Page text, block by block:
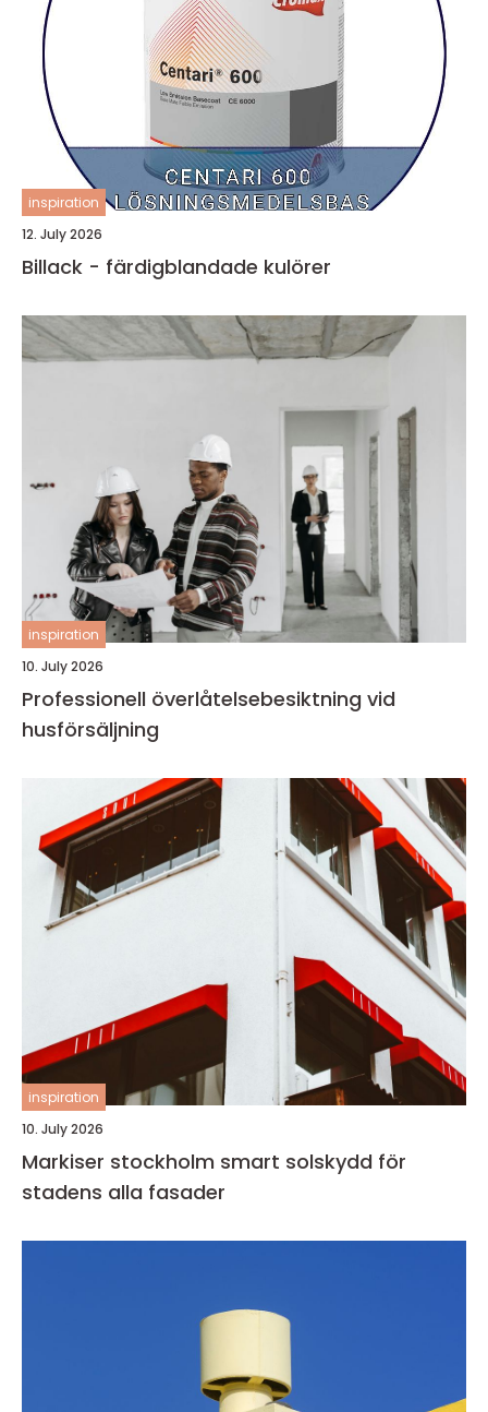
inspiration
12. July 2026
Billack - färdigblandade kulörer
inspiration
10. July 2026
Professionell överlåtelsebesiktning vid
husförsäljning
inspiration
10. July 2026
Markiser stockholm smart solskydd för
stadens alla fasader